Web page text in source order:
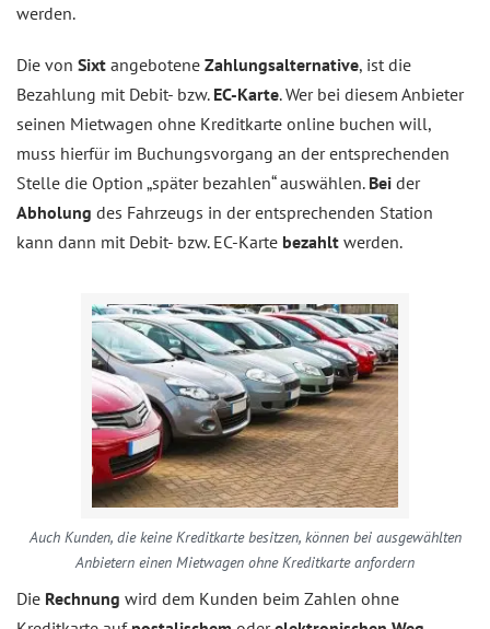
werden.
Die von Sixt angebotene Zahlungsalternative, ist die
Bezahlung mit Debit- bzw. EC-Karte. Wer bei diesem Anbieter
seinen Mietwagen ohne Kreditkarte online buchen will,
muss hierfür im Buchungsvorgang an der entsprechenden
Stelle die Option „später bezahlen“ auswählen. Bei der
Abholung des Fahrzeugs in der entsprechenden Station
kann dann mit Debit- bzw. EC-Karte bezahlt werden.
Auch Kunden, die keine Kreditkarte besitzen, können bei ausgewählten
Anbietern einen Mietwagen ohne Kreditkarte anfordern
Die Rechnung wird dem Kunden beim Zahlen ohne